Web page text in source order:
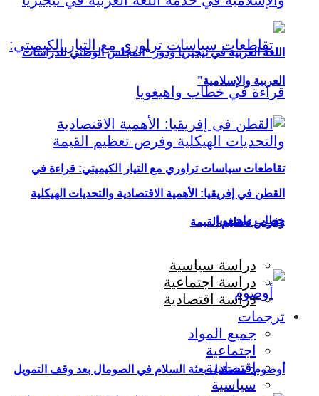
تقاطعات سياسات تراوري مع التيار الكيميتي: قراءة في
خطاب واهيغويا
أوصوم: مستقبل بعثة السلام في الصومال بعد وقف التمويل
اللغة العربية في نيجيريا ودور “المجلس الوطني للدراسات
العربية والإسلامية”
القطن في إفريقيا: الأهمية الاقتصادية والتحديات الهيكلية
وفرص تعظيم القيمة
دراسة سياسية
دراسة اجتماعية
دراسة اقتصادية
ترجمات
جميع المواد
اجتماعية
اقتصادية
سياسية